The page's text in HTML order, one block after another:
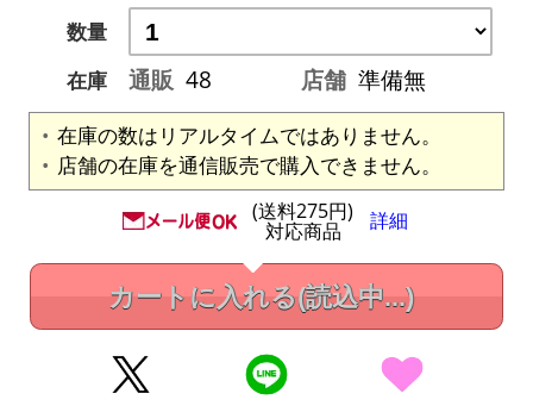
数量
在庫
通販 48 店舗 準備無
在庫の数はリアルタイムではありません。
店舗の在庫を通信販売で購入できません。
(送料275円)
対応商品 詳細
カートに入れる(読込中...)